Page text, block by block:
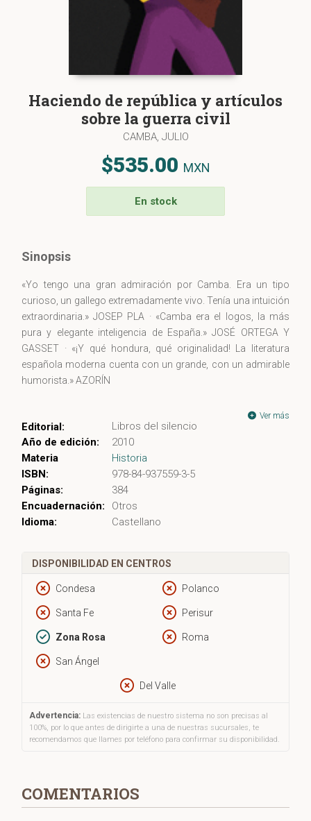
Haciendo de república y artículos
sobre la guerra civil
CAMBA, JULIO
$535.00 MXN
En stock
Sinopsis
«Yo tengo una gran admiración por Camba. Era un tipo
curioso, un gallego extremadamente vivo. Tenía una intuición
extraordinaria.» JOSEP PLA · «Camba era el logos, la más
pura y elegante inteligencia de España.» JOSÉ ORTEGA Y
GASSET · «¡Y qué hondura, qué originalidad! La literatura
española moderna cuenta con un grande, con un admirable
humorista.» AZORÍN
Ver más
Editorial:
Libros del silencio
Año de edición:
2010
Materia
Historia
ISBN:
978-84-937559-3-5
Páginas:
384
Encuadernación:
Otros
Idioma:
Castellano
DISPONIBILIDAD EN CENTROS
Condesa Polanco
Santa Fe Perisur
Zona Rosa Roma
San Ángel
Del Valle
Advertencia: Las existencias de nuestro sistema no son precisas al
100%, por lo que antes de dirigirte a una de nuestras sucursales, te
recomendamos que llames por teléfono para confirmar su disponibilidad.
COMENTARIOS